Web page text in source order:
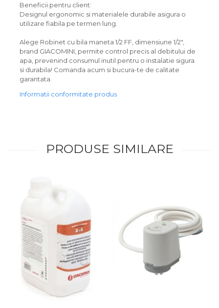
Beneficii pentru client:
Designul ergonomic si materialele durabile asigura o
utilizare fiabila pe termen lung.
Alege Robinet cu bila maneta 1/2 FF, dimensiune 1/2",
brand GIACOMINI, permite control precis al debitului de
apa, prevenind consumul inutil pentru o instalatie sigura
si durabila! Comanda acum si bucura-te de calitate
garantata.
Informatii conformitate produs
PRODUSE SIMILARE